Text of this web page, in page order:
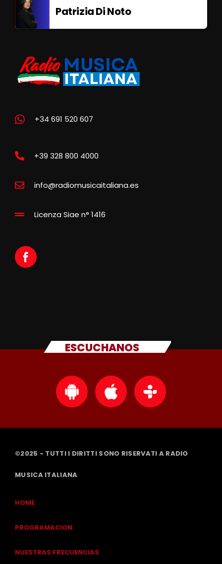
Patrizia Di Noto
+34 691 520 607
+39 328 800 4000
info@radiomusicaitaliana.es
Licenza Siae n° 1416
ESCUCHANOS
©2025 - TUTTI I DIRITTI SONO RISERVATI A RADIO
MUSICA ITALIANA
HOME
PROGRAMACION
NUESTRAS FRECUENCIAS